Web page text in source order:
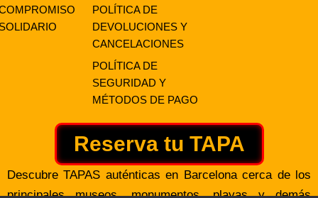
POLÍTICA DE
DEVOLUCIONES Y
CANCELACIONES
POLÍTICA DE
SEGURIDAD Y
MÉTODOS DE PAGO
Reserva tu TAPA
Descubre TAPAS auténticas en Barcelona cerca de los
principales museos, monumentos, playas y demás